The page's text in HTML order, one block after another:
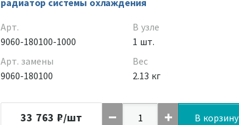
радиатор системы охлаждения
Арт.
9060-180100-1000
Арт. замены
9060-180100
В узле
1 шт.
Вес
2.13 кг
33 763 ₽/шт В корзину